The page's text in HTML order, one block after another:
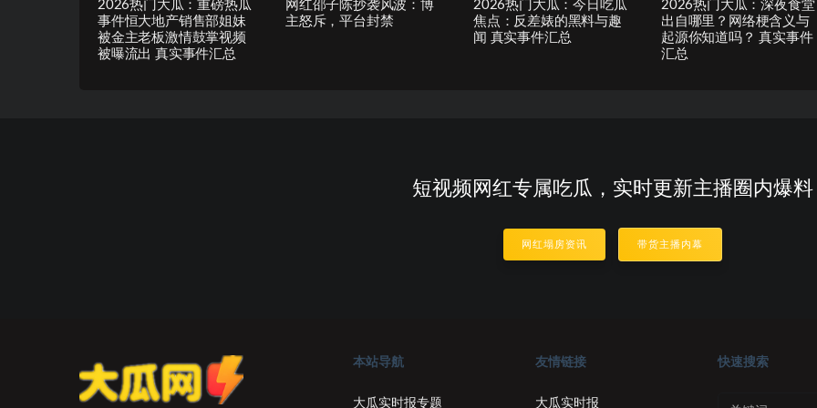
2026热门大瓜：重磅热瓜
事件恒大地产销售部姐妹
被金主老板激情鼓掌视频
被曝流出 真实事件汇总
网红邵子陈抄袭风波：博
主怒斥，平台封禁
2026热门大瓜：今日吃瓜
焦点：反差婊的黑料与趣
闻 真实事件汇总
2026热门大瓜：深夜食堂
出自哪里？网络梗含义与
起源你知道吗？ 真实事件
汇总
短视频网红专属吃瓜，实时更新主播圈内爆料
网红塌房资讯 带货主播内幕
本站导航
大瓜实时报专题
友情链接
大瓜实时报
快速搜索